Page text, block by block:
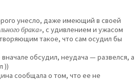
унесло, даже имеющий в своей
брака», с удивлением и ужасом
такое, что сам осудил бы
обсудил, неудача — развелся, а
))
сообщала о том, что ее не